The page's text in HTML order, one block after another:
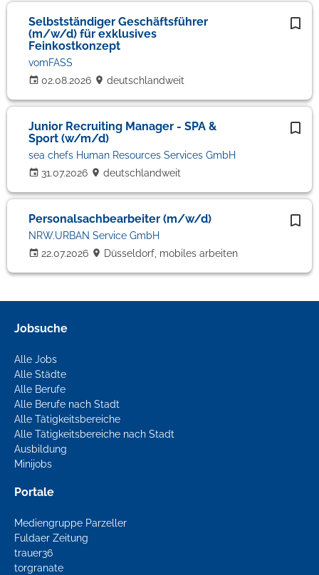
Selbstständiger Geschäftsführer
(m/w/d) für exklusives
Feinkostkonzept
02.08.2026
vomFASS
deutschlandweit
Junior Recruiting Manager - SPA &
Sport (w/m/d)
31.07.2026
sea chefs Human Resources Services GmbH
deutschlandweit
Personalsachbearbeiter (m/w/d)
22.07.2026
NRW.URBAN Service GmbH
Düsseldorf, mobiles arbeiten
Jobsuche
Alle Jobs
Alle Städte
Alle Berufe
Alle Berufe nach Stadt
Alle Tätigkeitsbereiche
Alle Tätigkeitsbereiche nach Stadt
Ausbildung
Minijobs
Portale
Mediengruppe Parzeller
Fuldaer Zeitung
trauer36
torgranate